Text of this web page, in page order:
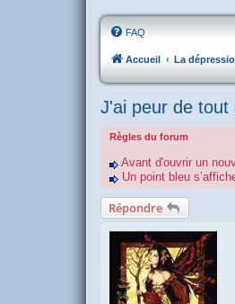
FAQ
Accueil La
J'ai peur de tout
Règles du forum
Avant d'ouvrir un
Un point bleu
Répondre